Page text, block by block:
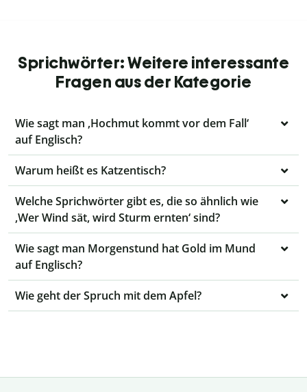
Sprichwörter: Weitere interessante
Fragen aus der Kategorie
Wie sagt man ‚Hochmut kommt vor dem Fall‘
auf Englisch?
Warum heißt es Katzentisch?
Welche Sprichwörter gibt es, die so ähnlich wie
‚Wer Wind sät, wird Sturm ernten‘ sind?
Wie sagt man Morgenstund hat Gold im Mund
auf Englisch?
Wie geht der Spruch mit dem Apfel?